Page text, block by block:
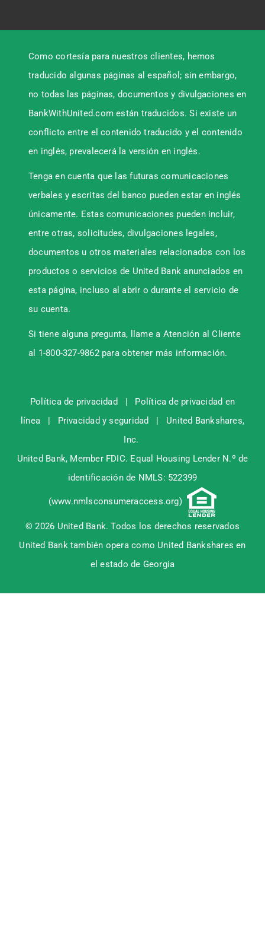
Como cortesía para nuestros clientes, hemos
traducido algunas páginas al español; sin embargo,
no todas las páginas, documentos y divulgaciones en
BankWithUnited.com están traducidos. Si existe un
conflicto entre el contenido traducido y el contenido
en inglés, prevalecerá la versión en inglés.
Tenga en cuenta que las futuras comunicaciones
verbales y escritas del banco pueden estar en inglés
únicamente. Estas comunicaciones pueden incluir,
entre otras, solicitudes, divulgaciones legales,
documentos u otros materiales relacionados con los
productos o servicios de United Bank anunciados en
esta página, incluso al abrir o durante el servicio de
su cuenta.
Si tiene alguna pregunta, llame a Atención al Cliente
al 1-800-327-9862 para obtener más información.
Política de privacidad | Política de privacidad en
línea| Privacidad y seguridad | United Bankshares,
Inc.
United Bank, Member FDIC. Equal Housing Lender N.º de
identificación de NMLS: 522399
(www.nmlsconsumeraccess.org)
© 2026 United Bank. Todos los derechos reservados
United Bank también opera como United Bankshares en
el estado de Georgia